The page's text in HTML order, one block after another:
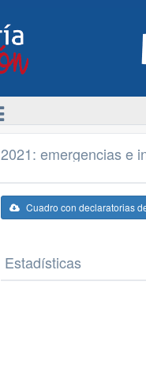
2021: emergencias e
Cuadro con declaratorias
Estadísticas